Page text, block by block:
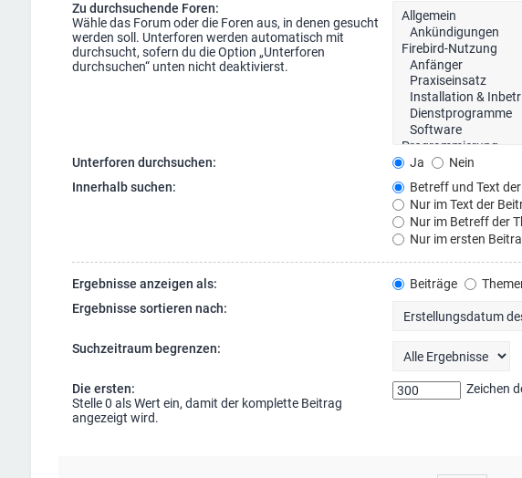
Zu durchsuchende Foren:
Wähle das Forum oder die Foren aus, in denen gesucht
werden soll. Unterforen werden automatisch mit
durchsucht, sofern du die Option „Unterforen
durchsuchen“ unten nicht deaktivierst.
Unterforen durchsuchen: Ja
Nein
Innerhalb suchen:
Betreff und Text
Nur im Text der
Nur im Betreff der
Nur im ersten
Ergebnisse anzeigen als: Beiträge
Ergebnisse sortieren nach:
Suchzeitraum begrenzen:
Die ersten:
Stelle 0 als Wert ein, damit der komplette Beitrag
angezeigt wird.
Zeichen